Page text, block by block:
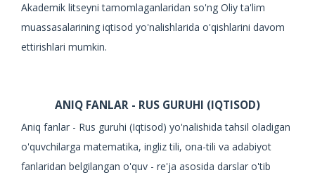
Akademik litseyni tamomlaganlaridan so'ng Oliy ta'lim
muassasalarining iqtisod yo'nalishlarida o'qishlarini davom
ettirishlari mumkin.
ANIQ FANLAR - RUS GURUHI (IQTISOD)
Aniq fanlar - Rus guruhi (Iqtisod) yo'nalishida tahsil oladigan
o'quvchilarga matematika, ingliz tili, ona-tili va adabiyot
fanlaridan belgilangan o'quv - re'ja asosida darslar o'tib